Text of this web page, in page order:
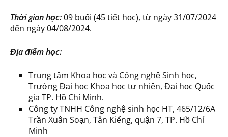
Thời gian học:09 buổi (45 tiết học), từ ngày 31/07/2024
đến ngày 04/08/2024.
Địa điểm học:
Trung tâm Khoa học và Công nghệ Sinh học,
Trường Đại học Khoa học tự nhiên, Đại học Quốc
gia TP. Hồ Chí Minh.
Công ty TNHH Công nghệ sinh học HT, 465/12/6A
Trần Xuân Soạn, Tân Kiểng, quận 7, TP. Hồ Chí
Minh